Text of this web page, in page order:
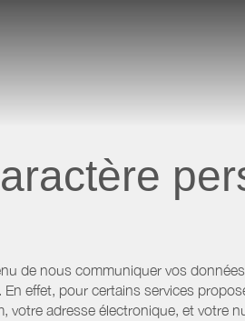
de nous communiquer vos
effet, pour certains services
votre adresse électronique, et votre